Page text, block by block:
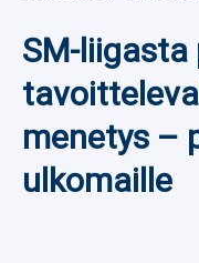
Jalkapallo
Yleisurheilu
Talviurheilu
SM-liigasta
menetys –
ulkomaille